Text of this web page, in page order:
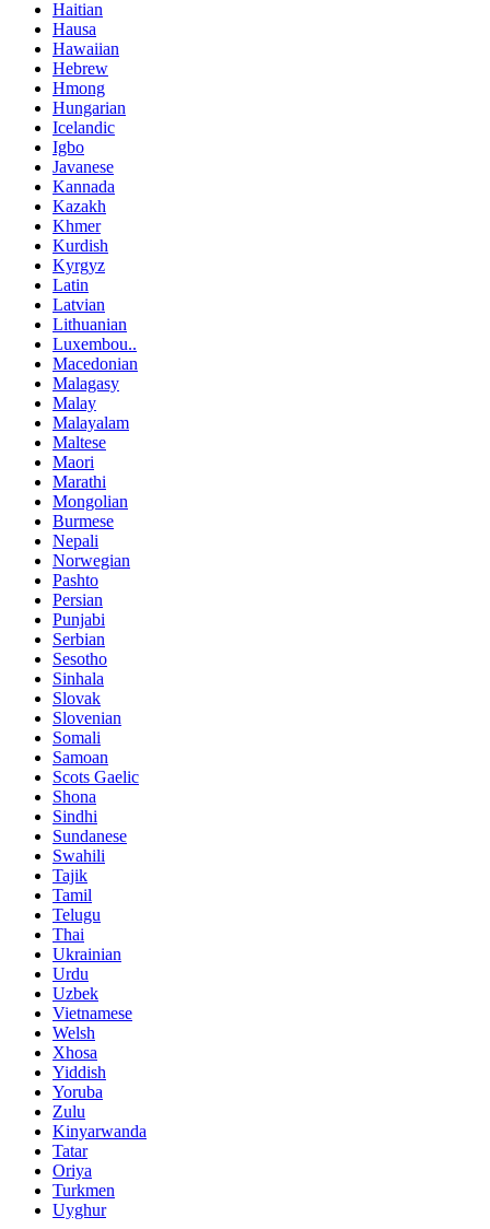
Haitian
Hausa
Hawaiian
Hebrew
Hmong
Hungarian
Icelandic
Igbo
Javanese
Kannada
Kazakh
Khmer
Kurdish
Kyrgyz
Latin
Latvian
Lithuanian
Luxembou..
Macedonian
Malagasy
Malay
Malayalam
Maltese
Maori
Marathi
Mongolian
Burmese
Nepali
Norwegian
Pashto
Persian
Punjabi
Serbian
Sesotho
Sinhala
Slovak
Slovenian
Somali
Samoan
Scots Gaelic
Shona
Sindhi
Sundanese
Swahili
Tajik
Tamil
Telugu
Thai
Ukrainian
Urdu
Uzbek
Vietnamese
Welsh
Xhosa
Yiddish
Yoruba
Zulu
Kinyarwanda
Tatar
Oriya
Turkmen
Uyghur